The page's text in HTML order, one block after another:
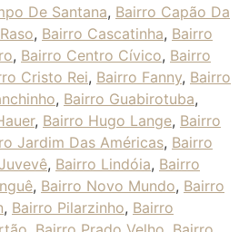
De Santana, Bairro Capão Da
, Bairro Cascatinha, Bairro
, Bairro Centro Cívico, Bairro
Cristo Rei, Bairro Fanny, Bairro
, Bairro Guabirotuba,
, Bairro Hugo Lange, Bairro
Jardim Das Américas, Bairro
, Bairro Lindóia, Bairro
, Bairro Novo Mundo, Bairro
, Bairro Pilarzinho, Bairro